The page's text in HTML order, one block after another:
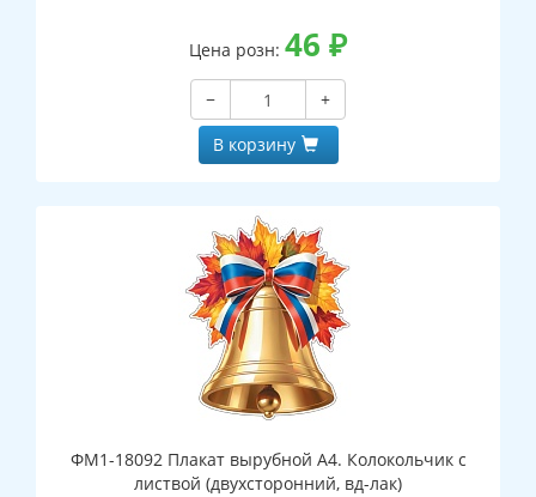
Цена розн: 46 ₽
−
+
В корзину
ФМ1-18092 Плакат вырубной А4. Колокольчик с
листвой (двухсторонний, вд-лак)